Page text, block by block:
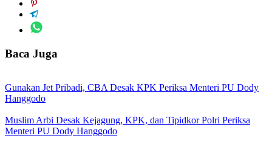
Baca Juga
Gunakan Jet Pribadi, CBA Desak KPK Periksa Menteri PU Dody
Hanggodo
Muslim Arbi Desak Kejagung, KPK, dan Tipidkor Polri Periksa
Menteri PU Dody Hanggodo